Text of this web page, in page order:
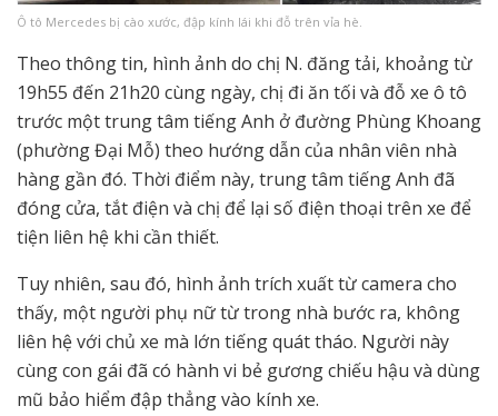
Ô tô Mercedes bị cào xước, đập kính lái khi đỗ trên vỉa hè.
Theo thông tin, hình ảnh do chị N. đăng tải, khoảng từ
19h55 đến 21h20 cùng ngày, chị đi ăn tối và đỗ xe ô tô
trước một trung tâm tiếng Anh ở đường Phùng Khoang
(phường Đại Mỗ) theo hướng dẫn của nhân viên nhà
hàng gần đó. Thời điểm này, trung tâm tiếng Anh đã
đóng cửa, tắt điện và chị để lại số điện thoại trên xe để
tiện liên hệ khi cần thiết.
Tuy nhiên, sau đó, hình ảnh trích xuất từ camera cho
thấy, một người phụ nữ từ trong nhà bước ra, không
liên hệ với chủ xe mà lớn tiếng quát tháo. Người này
cùng con gái đã có hành vi bẻ gương chiếu hậu và dùng
mũ bảo hiểm đập thẳng vào kính xe.